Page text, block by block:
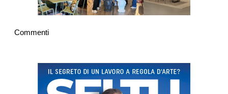
Commenti